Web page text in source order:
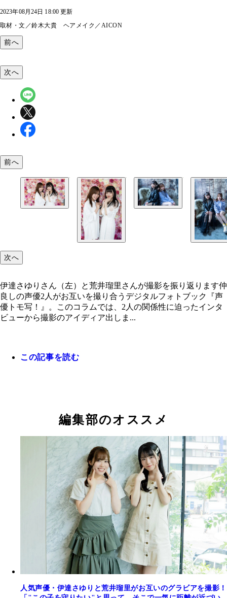
2023年08月24日 18:00 更新
取材・文／鈴木大貴 ヘアメイク／AICON
前へ
伊達さゆりと荒井瑠里
伊達さゆりと荒井瑠里
次へ
前へ
次へ
伊達さゆりさん（左）と荒井瑠里さんが撮影を振り返ります仲
良しの声優2人がお互いを撮り合うデジタルフォトブック『声
優トモ写！』。このコラムでは、2人の関係性に迫ったインタ
ビューから撮影のアイディア出しま...
この記事を読む
編集部のオススメ
人気声優・伊達さゆりと荒井瑠里がお互いのグラビアを撮影！